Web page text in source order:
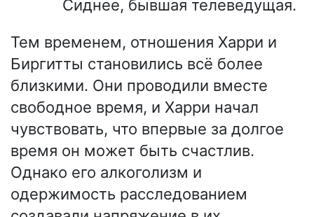
Сиднее, бывшая телеведущая.
Тем временем, отношения Харри и
Биргитты становились всё более
близкими. Они проводили вместе
свободное время, и Харри начал
чувствовать, что впервые за долгое
время он может быть счастлив.
Однако его алкоголизм и
одержимость расследованием